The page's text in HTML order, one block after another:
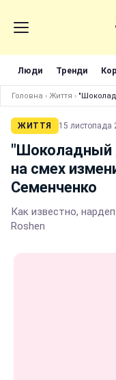
Люди Тренди
Головна › Життя ›
ЖИТТЯ 15 листопада
"Шоколадный
на смех
Семенченко
Как известно,
Roshen